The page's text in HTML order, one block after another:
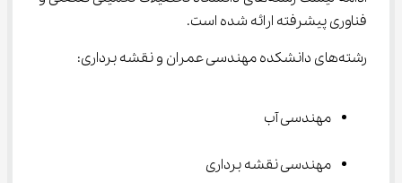
فناوری پیشرفته ارائه شده است.
رشته‌های دانشکده مهندسی عمران و نقشه برداری:
مهندسی آب
مهندسی نقشه برداری